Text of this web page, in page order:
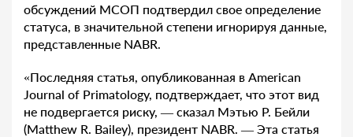
обсуждений МСОП подтвердил свое определение
статуса, в значительной степени игнорируя данные,
представленные NABR.
«Последняя статья, опубликованная в American
Journal of Primatology, подтверждает, что этот вид
не подвергается риску, — сказал Мэтью Р. Бейли
(Matthew R. Bailey), президент NABR. — Эта статья